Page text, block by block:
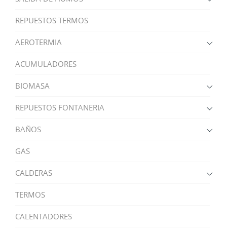
REPUESTOS TERMOS
AEROTERMIA
ACUMULADORES
BIOMASA
REPUESTOS FONTANERIA
BAÑOS
GAS
CALDERAS
TERMOS
CALENTADORES